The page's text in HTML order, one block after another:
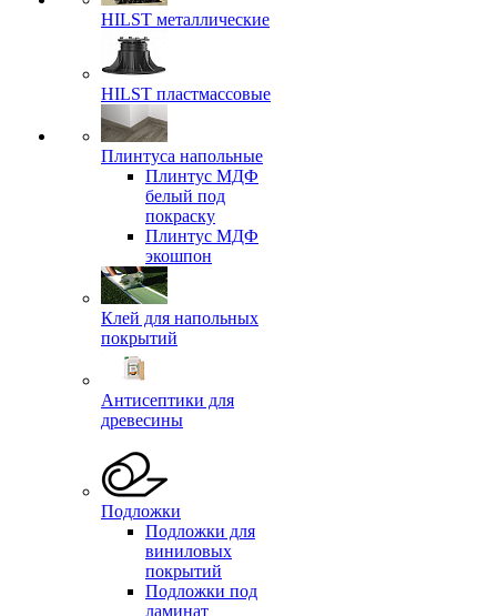
HILST металлические
HILST пластмассовые
Плинтуса напольные
Плинтус МДФ
белый под
покраску
Плинтус МДФ
экошпон
Клей для напольных
покрытий
Антисептики для
древесины
Подложки
Подложки для
виниловых
покрытий
Подложки под
ламинат